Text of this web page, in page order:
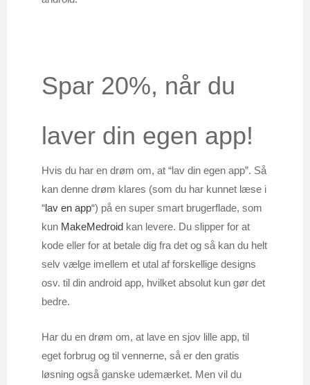
Spar 20%, når du
laver din egen app!
Hvis du har en drøm om, at “lav din egen app”. Så
kan denne drøm klares (som du har kunnet læse i
“lav en app“) på en super smart brugerflade, som
kun MakeMedroid kan levere. Du slipper for at
kode eller for at betale dig fra det og så kan du helt
selv vælge imellem et utal af forskellige designs
osv. til din android app, hvilket absolut kun gør det
bedre.
Har du en drøm om, at lave en sjov lille app, til
eget forbrug og til vennerne, så er den gratis
løsning også ganske udemærket. Men vil du